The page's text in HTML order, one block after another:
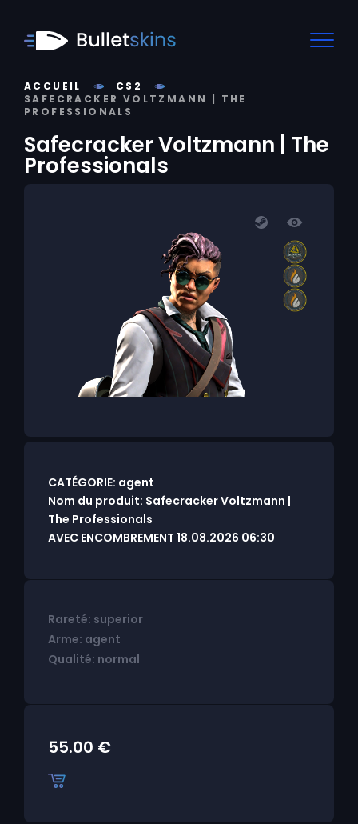
ACCUEIL
CS2
SAFECRACKER VOLTZMANN | THE
PROFESSIONALS
Safecracker Voltzmann | The
Professionals
CATÉGORIE: agent
Nom du produit: Safecracker Voltzmann |
The Professionals
AVEC ENCOMBREMENT 18.08.2026 06:30
Rareté: superior
Arme: agent
Qualité: normal
55.00 €